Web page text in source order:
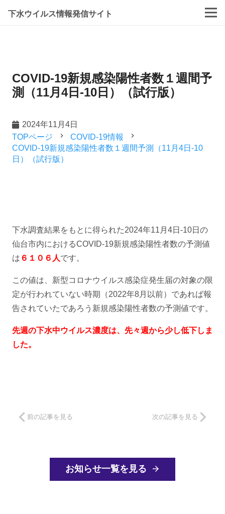
下水ウイルス情報発信サイト
COVID-19新規感染陽性者数１週間予
測（11月4日-10日）（試行版）
2024年11月4日
TOPページ
navigate_next COVID-19情報 navigate_next
COVID-19新規感染陽性者数１週間予測（11月4日-10
日）（試行版）
下水調査結果をもとに得られた2024年11月4日-10日の
仙台市内におけるCOVID-19新規感染陽性者数の予測値
は ６１０６人です。
この値は、新型コロナウイルス感染症発生届の対象の限
定が行われていない時期（2022年8月以前）であれば報
告されていたであろう新規感染陽性者数の予測値です。
先週の下水中ウイルス濃度は、先々週から少し低下しま
した。
前の記事を見る 次の記事を見る
お知らせ一覧を見る arrow_forward